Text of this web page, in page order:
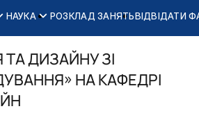
Машинобудування
Будівництво та цивільна інженерія
Машинобудування
Будівництво та цивільна інженерія
НАУКА РОЗКЛАД ЗАНЯТЬВІДВІДАТИ
ДИЗАЙНУ ЗІ
НА КАФЕДРІ